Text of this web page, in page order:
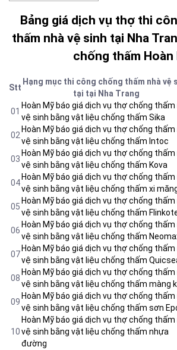
Bảng giá dịch vụ thợ thi
thấm nhà vệ sinh tại Nha
chống thấm Hoàn
Stt
Hạng mục thi công chống thấm nhà vệ
tại tại Nha Trang
01
Hoàn Mỹ báo giá dịch vụ thợ chống thấm
vệ sinh bằng vật liệu chống thấm Sika
02
Hoàn Mỹ báo giá dịch vụ thợ chống thấm
vệ sinh bằng vật liệu chống thấm Intoc
03
Hoàn Mỹ báo giá dịch vụ thợ chống thấm
vệ sinh bằng vật liệu chống thấm Kova
04
Hoàn Mỹ báo giá dịch vụ thợ chống thấm
vệ sinh bằng vật liệu chống thấm xi
05
Hoàn Mỹ báo giá dịch vụ thợ chống thấm
vệ sinh bằng vật liệu chống thấm
06
Hoàn Mỹ báo giá dịch vụ thợ chống thấm
vệ sinh bằng vật liệu chống thấm
07
Hoàn Mỹ báo giá dịch vụ thợ chống thấm
vệ sinh bằng vật liệu chống thấm
08
Hoàn Mỹ báo giá dịch vụ thợ chống thấm
vệ sinh bằng vật liệu chống thấm màng
09
Hoàn Mỹ báo giá dịch vụ thợ chống thấm
vệ sinh bằng vật liệu chống thấm sơn
10
Hoàn Mỹ báo giá dịch vụ thợ chống thấm
vệ sinh bằng vật liệu chống thấm nhựa
đường